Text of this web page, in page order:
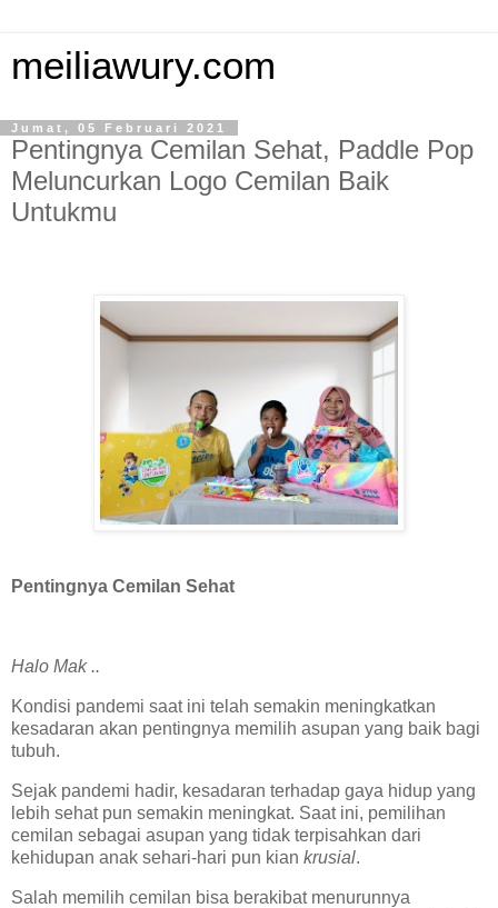
meiliawury.com
Jumat, 05 Februari 2021
Pentingnya Cemilan Sehat, Paddle Pop
Meluncurkan Logo Cemilan Baik
Untukmu
Pentingnya Cemilan Sehat
Halo Mak ..
Kondisi pandemi saat ini telah semakin meningkatkan
kesadaran akan pentingnya memilih asupan yang baik bagi
tubuh.
Sejak pandemi hadir, kesadaran terhadap gaya hidup yang
lebih sehat pun semakin meningkat. Saat ini, pemilihan
cemilan sebagai asupan yang tidak terpisahkan dari
kehidupan anak sehari-hari pun kian krusial.
Salah memilih cemilan bisa berakibat menurunnya